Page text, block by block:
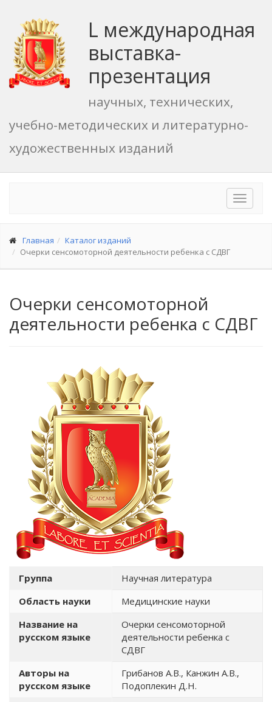
L международная
выставка-
презентация
научных, технических,
учебно-методических и литературно-
художественных изданий
Toggle
Главная
Каталог изданий
Очерки сенсомоторной деятельности ребенка с СДВГ
Очерки сенсомоторной
деятельности ребенка с СДВГ
Группа
Научная литература
Область науки
Медицинские науки
Название на
русском языке
Очерки сенсомоторной
деятельности ребенка с
СДВГ
Авторы на
русском языке
Грибанов А.В., Канжин А.В.,
Подоплекин Д.Н.